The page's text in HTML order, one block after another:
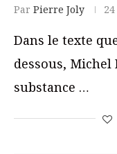
Par Pierre Joly
Dans le texte
dessous,
substance …